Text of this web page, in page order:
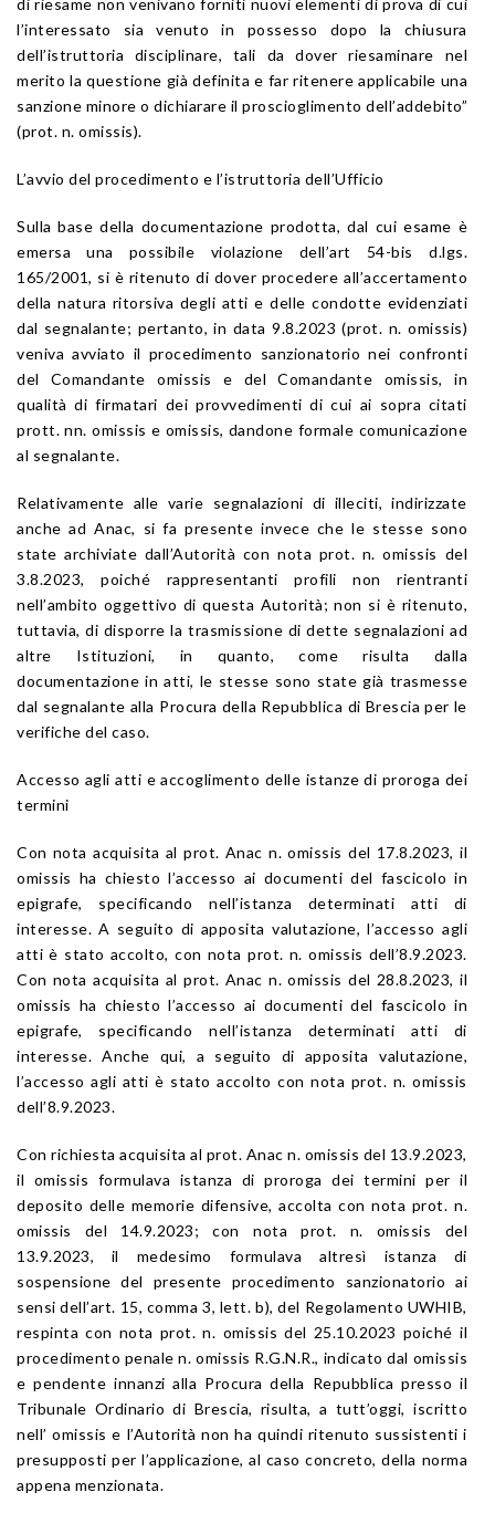
di riesame non venivano forniti nuovi elementi di prova di cui
l’interessato sia venuto in possesso dopo la chiusura
dell’istruttoria disciplinare, tali da dover riesaminare nel
merito la questione già definita e far ritenere applicabile una
sanzione minore o dichiarare il proscioglimento dell’addebito”
(prot. n. omissis).
L’avvio del procedimento e l’istruttoria dell’Ufficio
Sulla base della documentazione prodotta, dal cui esame è
emersa una possibile violazione dell’art 54-bis d.lgs.
165/2001, si è ritenuto di dover procedere all’accertamento
della natura ritorsiva degli atti e delle condotte evidenziati
dal segnalante; pertanto, in data 9.8.2023 (prot. n. omissis)
veniva avviato il procedimento sanzionatorio nei confronti
del Comandante omissis e del Comandante omissis, in
qualità di firmatari dei provvedimenti di cui ai sopra citati
prott. nn. omissis e omissis, dandone formale comunicazione
al segnalante.
Relativamente alle varie segnalazioni di illeciti, indirizzate
anche ad Anac, si fa presente invece che le stesse sono
state archiviate dall’Autorità con nota prot. n. omissis del
3.8.2023, poiché rappresentanti profili non rientranti
nell’ambito oggettivo di questa Autorità; non si è ritenuto,
tuttavia, di disporre la trasmissione di dette segnalazioni ad
altre Istituzioni, in quanto, come risulta dalla
documentazione in atti, le stesse sono state già trasmesse
dal segnalante alla Procura della Repubblica di Brescia per le
verifiche del caso.
Accesso agli atti e accoglimento delle istanze di proroga dei
termini
Con nota acquisita al prot. Anac n. omissis del 17.8.2023, il
omissis ha chiesto l’accesso ai documenti del fascicolo in
epigrafe, specificando nell’istanza determinati atti di
interesse. A seguito di apposita valutazione, l’accesso agli
atti è stato accolto, con nota prot. n. omissis dell’8.9.2023.
Con nota acquisita al prot. Anac n. omissis del 28.8.2023, il
omissis ha chiesto l’accesso ai documenti del fascicolo in
epigrafe, specificando nell’istanza determinati atti di
interesse. Anche qui, a seguito di apposita valutazione,
l’accesso agli atti è stato accolto con nota prot. n. omissis
dell’8.9.2023.
Con richiesta acquisita al prot. Anac n. omissis del 13.9.2023,
il omissis formulava istanza di proroga dei termini per il
deposito delle memorie difensive, accolta con nota prot. n.
omissis del 14.9.2023; con nota prot. n. omissis del
13.9.2023, il medesimo formulava altresì istanza di
sospensione del presente procedimento sanzionatorio ai
sensi dell’art. 15, comma 3, lett. b), del Regolamento UWHIB,
respinta con nota prot. n. omissis del 25.10.2023 poiché il
procedimento penale n. omissis R.G.N.R., indicato dal omissis
e pendente innanzi alla Procura della Repubblica presso il
Tribunale Ordinario di Brescia, risulta, a tutt’oggi, iscritto
nell’ omissis e l’Autorità non ha quindi ritenuto sussistenti i
presupposti per l’applicazione, al caso concreto, della norma
appena menzionata.